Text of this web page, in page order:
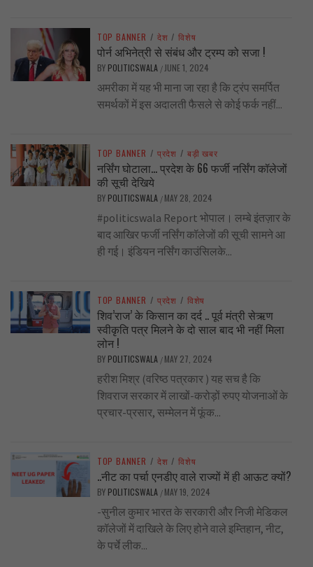
TOP BANNER / देश / विशेष
पोर्न अभिनेत्री से संबंध और ट्रम्प को सजा !
BY POLITICSWALA / JUNE 1, 2024
अमरीका में यह भी माना जा रहा है कि ट्रंप समर्पित
समर्थकों में इस अदालती फैसले से कोई फर्क नहीं...
TOP BANNER / प्रदेश / बड़ी खबर
नर्सिंग घोटाला… प्रदेश के 66 फर्जी नर्सिंग कॉलेजों
की सूची देखिये
BY POLITICSWALA / MAY 28, 2024
#politicswala Report भोपाल। लम्बे इंतज़ार के
बाद आखिर फर्जी नर्सिंग कॉलेजों की सूची सामने आ
ही गई। इंडियन नर्सिंग काउंसिलके...
TOP BANNER / प्रदेश / विशेष
शिव’राज’ के किसान का दर्द .. पूर्व मंत्री सेऋण
स्वीकृति पत्र मिलने के दो साल बाद भी नहीं मिला
लोन !
BY POLITICSWALA / MAY 27, 2024
हरीश मिश्र (वरिष्ठ पत्रकार ) यह सच है कि
शिवराज सरकार में लाखों-करोड़ों रुपए योजनाओं के
प्रचार-प्रसार, सम्मेलन में फूंक...
TOP BANNER / देश / विशेष
..नीट का पर्चा एनडीए वाले राज्यों में ही आऊट क्यों?
BY POLITICSWALA / MAY 19, 2024
-सुनील कुमार भारत के सरकारी और निजी मेडिकल
कॉलेजों में दाखिले के लिए होने वाले इम्तिहान, नीट,
के पर्चे लीक...